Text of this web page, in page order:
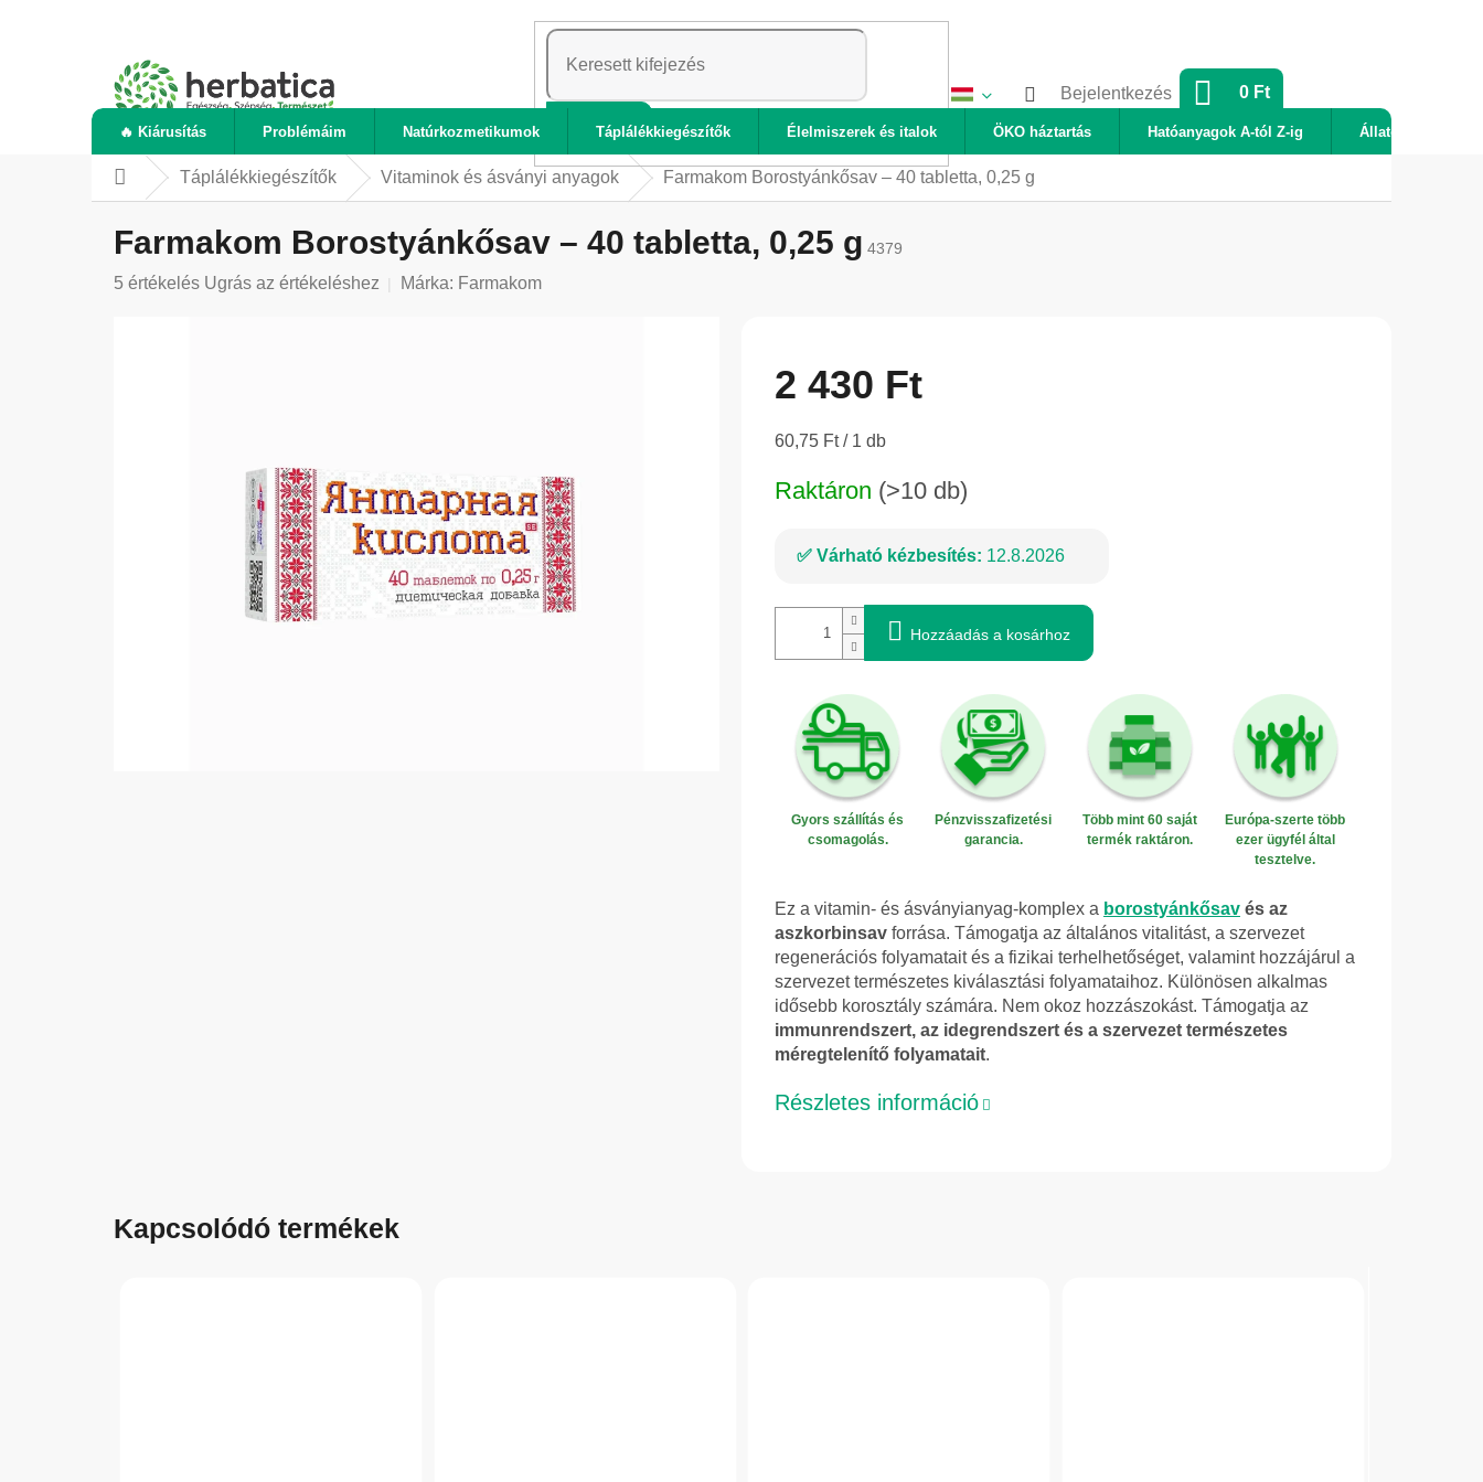
KERESÉS
Bejelentkezés KOSÁR
0 Ft
🔥 Kiárusítás Problémáim Natúrkozmetikumok Táplálékkiegészítők Élelmiszerek és italok ÖKO háztartás Hatóanyagok A-tól Z-ig Állatok
KezdőlapTáplálékkiegészítők Vitaminok és ásványi anyagok Farmakom Borostyánkősav – 40 tabletta, 0,25 g
Farmakom Borostyánkősav – 40 tabletta, 0,25 g 4379
A
5 értékelés Ugrás az értékeléshez Márka: Farmakom
2 430 Ft
Egységár:
60,75 Ft / 1 db
Raktáron (>10 db)
Várható kézbesítés: 12.8.2026
Hozzáadás a kosárhoz
Gyors szállítás és
csomagolás.
Pénzvisszafizetési
garancia.
Több mint 60 saját
termék raktáron.
Európa-szerte több
ezer ügyfél által
tesztelve.
Ez a vitamin- és ásványianyag-komplex a borostyánkősav és az
aszkorbinsav forrása. Támogatja az általános vitalitást, a szervezet
regenerációs folyamatait és a fizikai terhelhetőséget, valamint hozzájárul a
szervezet természetes kiválasztási folyamataihoz. Különösen alkalmas
idősebb korosztály számára. Nem okoz hozzászokást. Támogatja az
immunrendszert, az idegrendszert és a szervezet természetes
méregtelenítő folyamatait.
Részletes információ
Kapcsolódó termékek